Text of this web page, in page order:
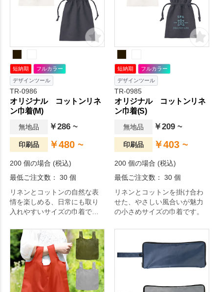
短納期
フルカラー
デザインツール
TR-0986
オリジナル コットンリネ
ン巾着(M)
無地品 ￥286 ~
印刷品 ￥480 ~
200 個の場合 (税込)
最低ご注文数： 30 個
リネンとコットンの自然な表
情を楽しめる、日常にも取り
入れやすいサイズの巾着で
短納期
フルカラー
デザインツール
TR-0985
オリジナル コットンリネ
ン巾着(S)
無地品 ￥209 ~
印刷品 ￥403 ~
200 個の場合 (税込)
最低ご注文数： 30 個
リネンとコットンを掛け合わ
せた、やさしい風合いが魅力
の小さめサイズの巾着です。